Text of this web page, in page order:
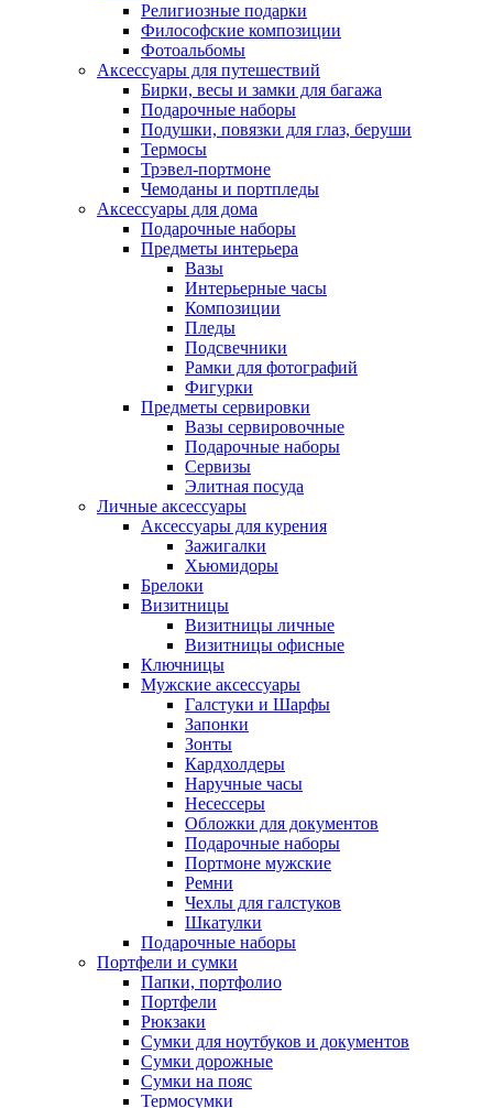
Религиозные подарки
Философские композиции
Фотоальбомы
Аксессуары для путешествий
Бирки, весы и замки для багажа
Подарочные наборы
Подушки, повязки для глаз, беруши
Термосы
Трэвел-портмоне
Чемоданы и портпледы
Аксессуары для дома
Подарочные наборы
Предметы интерьера
Вазы
Интерьерные часы
Композиции
Пледы
Подсвечники
Рамки для фотографий
Фигурки
Предметы сервировки
Вазы сервировочные
Подарочные наборы
Сервизы
Элитная посуда
Личные аксессуары
Аксессуары для курения
Зажигалки
Хьюмидоры
Брелоки
Визитницы
Визитницы личные
Визитницы офисные
Ключницы
Мужские аксессуары
Галстуки и Шарфы
Запонки
Зонты
Кардхолдеры
Наручные часы
Несессеры
Обложки для документов
Подарочные наборы
Портмоне мужские
Ремни
Чехлы для галстуков
Шкатулки
Подарочные наборы
Портфели и сумки
Папки, портфолио
Портфели
Рюкзаки
Сумки для ноутбуков и документов
Сумки дорожные
Сумки на пояс
Термосумки